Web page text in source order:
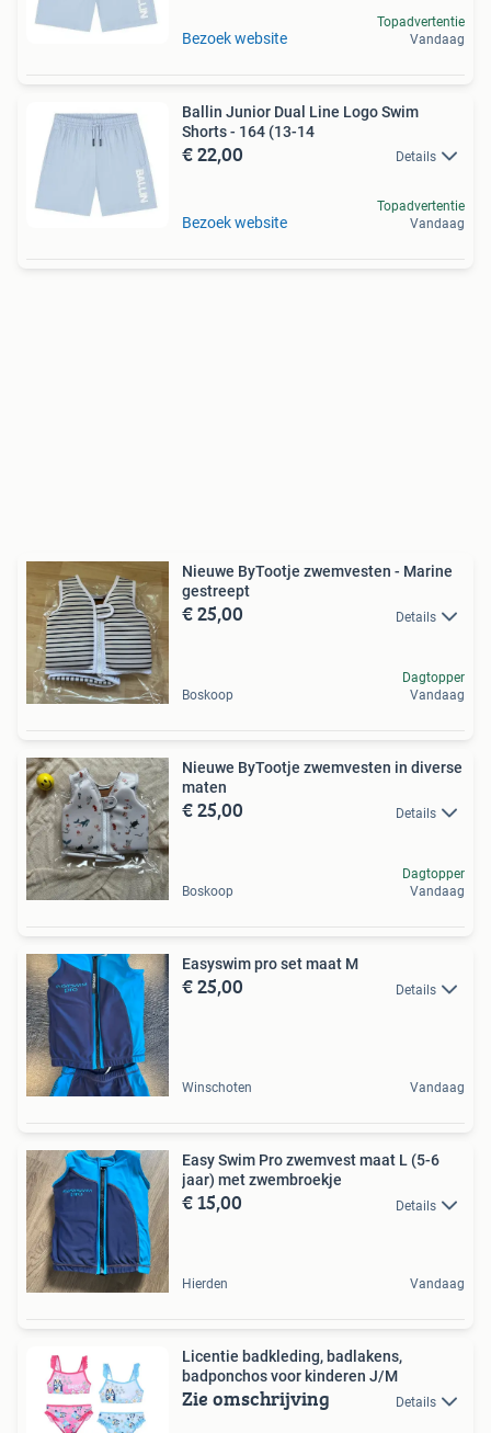
Bezoek website
Topadvertentie
Vandaag
Ballin Junior Dual Line Logo Swim
Shorts - 164 (13-14
€ 22,00 Details
Bezoek website
Topadvertentie
Vandaag
Nieuwe ByTootje zwemvesten - Marine
gestreept
€ 25,00 Details
Boskoop
Dagtopper
Vandaag
Nieuwe ByTootje zwemvesten in diverse
maten
€ 25,00 Details
Boskoop
Dagtopper
Vandaag
Easyswim pro set maat M
€ 25,00 Details
Winschoten Vandaag
Easy Swim Pro zwemvest maat L (5-6
jaar) met zwembroekje
€ 15,00 Details
Hierden Vandaag
Licentie badkleding, badlakens,
badponchos voor kinderen J/M
Zie omschrijving Details